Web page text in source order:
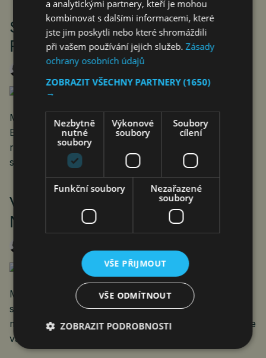
SCHODEK ZA 390 MILIARD.
REALITA NEBO FIKCE?
Roman Pospíšil 2. 6. 2021
Masivní zadlužování České republiky má pokračovat.
Ekonomové šílí. Je ale reálné, že se navrhovaného
rozpočtu dočkáme? Nebo nás z dluhové skluzavky
sundají volby?
VÁLKA O VODU? NE, O ČIPY.
NEBO O BUDOUCNOST
Malá součástka, která se zpravidla dostane na první
stránky médií, jen když posune vyhlídky nadšenců do
moderních technologií. Ale teď se o čipy možná začne
válčit. Hospodářsky, a doufejme, že ne zbraněmi.
a analytickými partnery, kteří je mohou
kombinovat s dalšími informacemi, které
jste jim poskytli nebo které shromáždili
při vašem používání jejich služeb.Zásady
ochrany osobních údajů
ZOBRAZIT VŠECHNY PARTNERY(1650)
→
Nezbytně
nutné
soubory
Výkonové
soubory
Soubory
cílení
Funkční soubory
Nezařazené
soubory
VŠE PŘIJMOUT
VŠE ODMÍTNOUT
ZOBRAZIT PODROBNOSTI